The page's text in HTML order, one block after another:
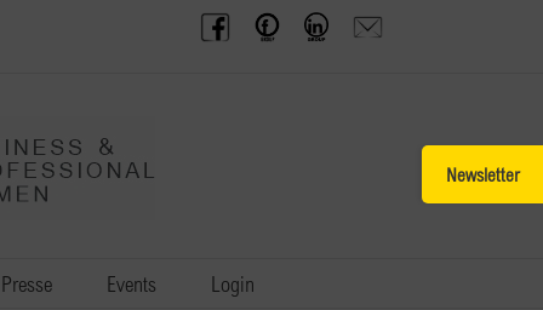
BPW
Austria
Offenes
Frauennetzwerk
BPW
Gruppe
Anfrage
schicken
Presse Events Login
Sliding